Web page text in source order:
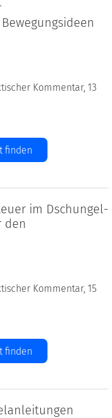
Kommentar, 13
finden
im Dschungel-
den
Kommentar, 15
finden